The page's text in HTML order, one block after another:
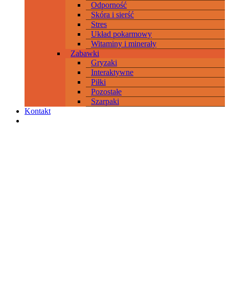
Odporność
Skóra i sierść
Stres
Układ pokarmowy
Witaminy i minerały
Zabawki
Gryzaki
Interaktywne
Piłki
Pozostałe
Szarpaki
Kontakt